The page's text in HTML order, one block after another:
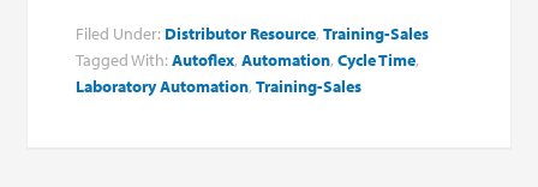
Filed Under: Distributor Resource,Training-Sales
Tagged With:Autoflex,Automation,Cycle Time,
Laboratory Automation,Training-Sales